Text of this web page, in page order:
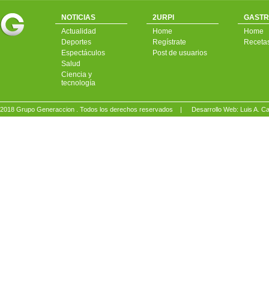
NOTICIAS
Actualidad
Deportes
Espectáculos
Salud
Ciencia y
tecnología
2URPI
Home
Regístrate
Post de usuarios
Home
2018 Grupo Generaccion . Todos los derechos reservados | Desarrollo Web: Luis